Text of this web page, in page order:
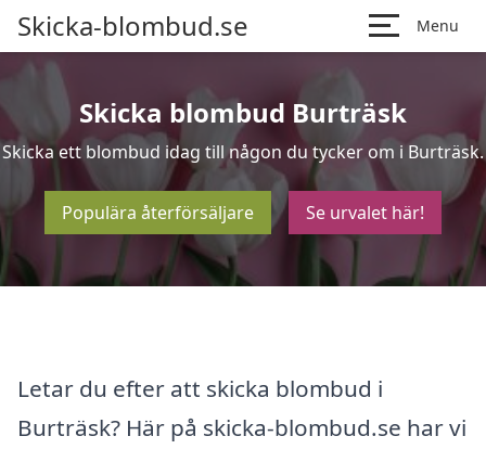
Skicka-blombud.se Menu
Skicka blombud Burträsk
Skicka ett blombud idag till någon du tycker om i Burträsk.
Populära återförsäljare Se urvalet här!
Letar du efter att skicka blombud i
Burträsk? Här på skicka-blombud.se har vi